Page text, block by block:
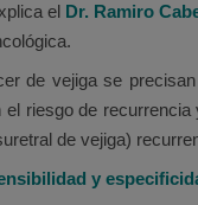
el Dr. Ramiro
de vejiga se
riesgo de
de vejiga)
y